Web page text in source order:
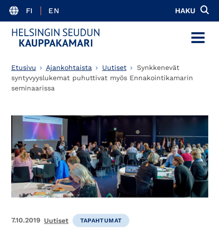
FI EN HAKU
MENU
Etusivu Ajankohtaista Uutiset
Synkkenevät
syntyvyyslukemat puhuttivat myös Ennakointikamarin
seminaarissa
7.10.2019 Uutiset TAPAHTUMAT